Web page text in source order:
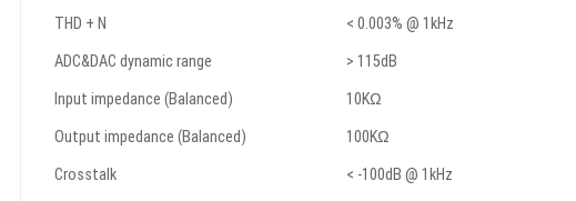
THD + N
< 0.003% @ 1kHz
ADC&DAC dynamic range
> 115dB
Input impedance (Balanced)
10KΩ
Output impedance (Balanced)
100KΩ
Crosstalk
< -100dB @ 1kHz